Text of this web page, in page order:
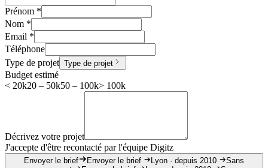
Prénom *
Nom *
Email *
Téléphone
Type de projet Type de projet
Budget estimé
< 20k20 – 50k50 – 100k> 100k
Décrivez votre projet
J'accepte d'être recontacté par l'équipe Digitz
Envoyer le brief Envoyer le brief Lyon · depuis 2010
Sans